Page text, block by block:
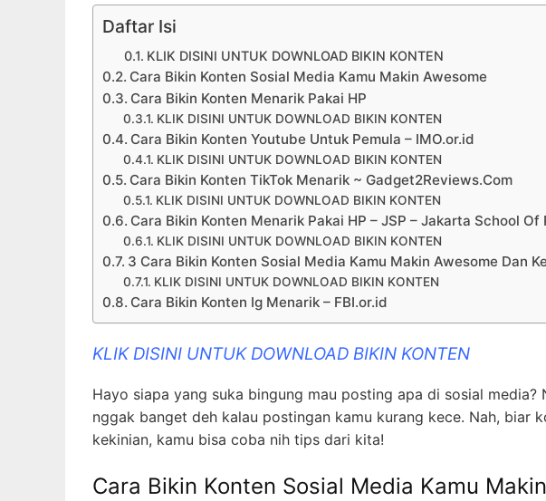
Daftar Isi
KLIK DISINI UNTUK DOWNLOAD BIKIN KONTEN
Cara Bikin Konten Sosial Media Kamu Makin Awesome
Cara Bikin Konten Menarik Pakai HP
KLIK DISINI UNTUK DOWNLOAD BIKIN KONTEN
Cara Bikin Konten Youtube Untuk Pemula – IMO.or.id
KLIK DISINI UNTUK DOWNLOAD BIKIN KONTEN
Cara Bikin Konten TikTok Menarik ~ Gadget2Reviews.Com
KLIK DISINI UNTUK DOWNLOAD BIKIN KONTEN
Cara Bikin Konten Menarik Pakai HP – JSP – Jakarta School
KLIK DISINI UNTUK DOWNLOAD BIKIN KONTEN
3 Cara Bikin Konten Sosial Media Kamu Makin Awesome Dan
KLIK DISINI UNTUK DOWNLOAD BIKIN KONTEN
Cara Bikin Konten Ig Menarik – FBI.or.id
KLIK DISINI UNTUK DOWNLOAD BIKIN KONTEN
Hayo siapa yang suka bingung mau posting apa di sosial media?
nggak banget deh kalau postingan kamu kurang kece. Nah, biar
kekinian, kamu bisa coba nih tips dari kita!
Cara Bikin Konten Sosial Media Kamu